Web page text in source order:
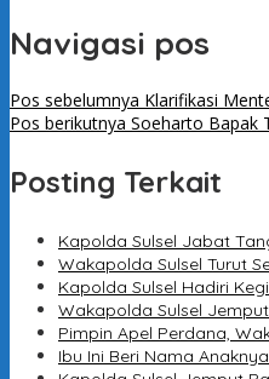
Navigasi pos
Pos sebelumnya Klarifikasi
Pos berikutnya Soeharto Bapak
Posting Terkait
Kapolda Sulsel Jabat
Wakapolda Sulsel Turut
Kapolda Sulsel Hadiri
Wakapolda Sulsel
Pimpin Apel Perdana,
Ibu Ini Beri Nama